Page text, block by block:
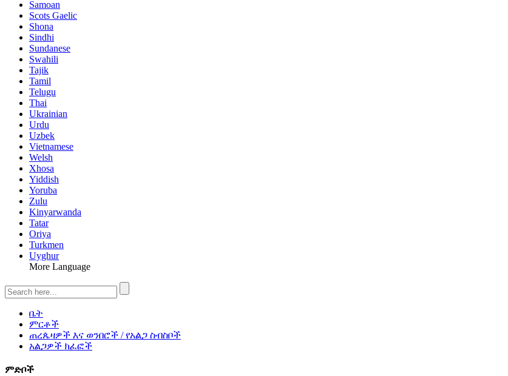
Samoan
Scots Gaelic
Shona
Sindhi
Sundanese
Swahili
Tajik
Tamil
Telugu
Thai
Ukrainian
Urdu
Uzbek
Vietnamese
Welsh
Xhosa
Yiddish
Yoruba
Zulu
Kinyarwanda
Tatar
Oriya
Turkmen
Uyghur
More Language
ቤት
ምርቶች
ጠረጴዛዎች እና ወንበሮች / የአልጋ ስብስቦች
አልጋዎች ክፈፎች
ምድቦች